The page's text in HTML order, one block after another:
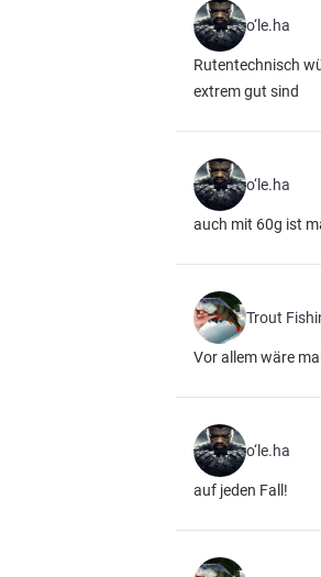
o‘le.ha
Rutentechnisch
extrem gut sind
o‘le.ha
auch mit 60g ist
Trout
Vor allem wäre
o‘le.ha
auf jeden Fall!